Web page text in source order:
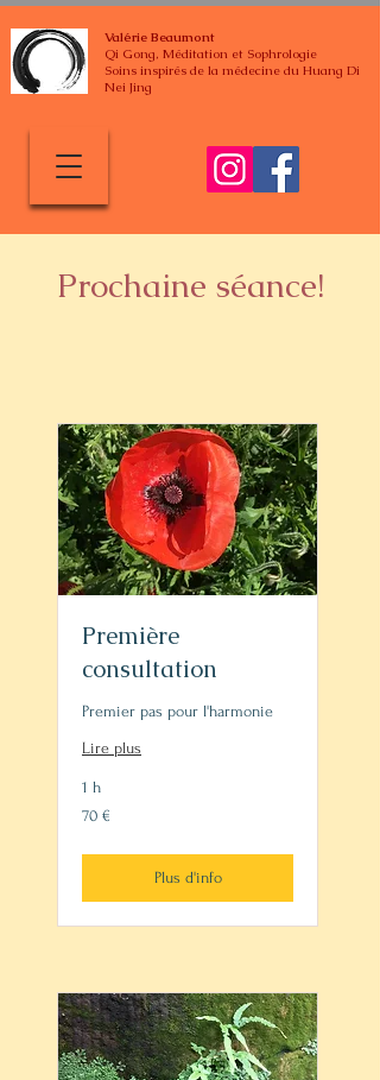
Valérie Beaumont
Qi Gong, Méditation et Sophrologie
Soins inspirés de la médecine du Huang Di
Nei Jing
Première
consultation
Premier pas pour l'harmonie
Lire plus
1 h
70
euros
70 €
Plus d'info
Prochaine séance!